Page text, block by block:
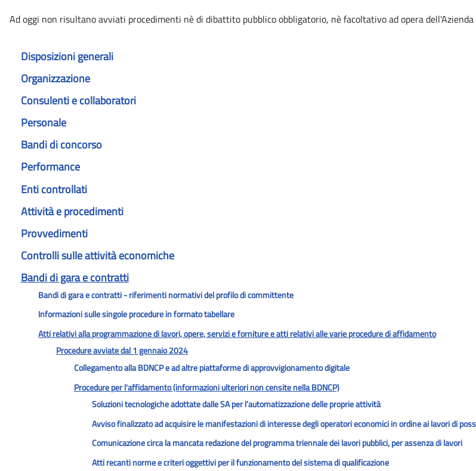
Disposizioni generali
Organizzazione
Consulenti e collaboratori
Personale
Bandi di concorso
Performance
Enti controllati
Attività e procedimenti
Provvedimenti
Controlli sulle attività economiche
Bandi di gara e contratti
Bandi di gara e contratti - riferimenti normativi del profilo di committente
Informazioni sulle singole procedure in formato tabellare
Atti relativi alla programmazione di lavori, opere, servizi e forniture e atti relativi alle varie procedure di affidamento
Procedure avviate dal 1 gennaio 2024
Collegamento alla BDNCP e ad altre piattaforme di approvvigionamento digitale
Procedure per l'affidamento (informazioni ulteriori non censite nella BDNCP)
Soluzioni tecnologiche adottate dalle SA per l’automatizzazione delle proprie attività
Avviso finalizzato ad acquisire le manifestazioni di interesse degli operatori economici in ordine ai lavori di
Comunicazione circa la mancata redazione del programma triennale dei lavori pubblici, per assenza di lavori
Atti recanti norme e criteri oggettivi per il funzionamento del sistema di qualificazione
Ad oggi non risultano avviati procedimenti nè di dibattito pubblico obbligatorio, nè facoltativo ad opera dell'Azienda